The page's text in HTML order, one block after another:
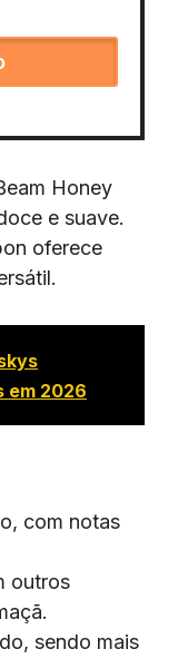
Honey
e suave.
oferece
em 2026
com notas
outros
sendo mais